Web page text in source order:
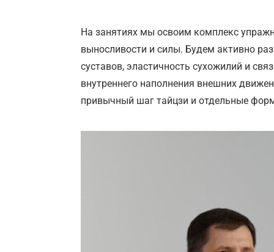
На занятиях мы освоим комплекс
выносливости и силы. Будем активно
суставов, эластичность сухожилий и
внутреннего наполнения внешних
привычный шаг тайцзи и отдельные